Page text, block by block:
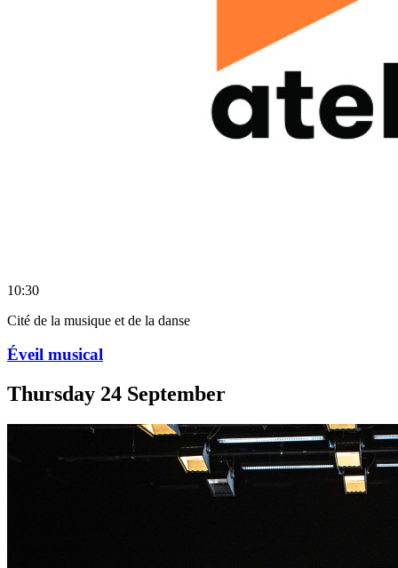
10:30
Cité de la musique et de la danse
Éveil musical
Thursday 24 September